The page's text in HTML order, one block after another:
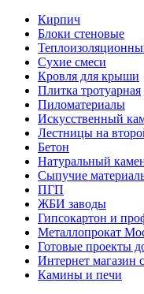
Кирпич
Блоки стеновые
Сухие смеси
Кровля для крыши
Плитка тротуарная
Пиломатериалы
Искусственный
Лестницы на
Бетон
Натуральный
Сыпучие
ПГП
ЖБИ заводы
Гипсокартон и
Металлопрокат
Готовые проекты
Интернет магазин
Камины и печи